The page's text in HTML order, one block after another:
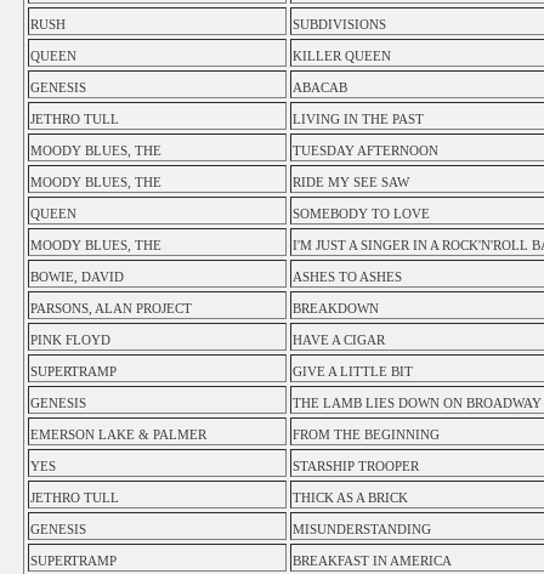
RUSH SUBDIVISIONS
QUEEN KILLER QUEEN
GENESIS ABACAB
JETHRO TULL LIVING IN THE PAST
MOODY BLUES, THE TUESDAY AFTERNOON
MOODY BLUES, THE RIDE MY SEE SAW
QUEEN SOMEBODY TO LOVE
MOODY BLUES, THE I'M JUST A SINGER IN A ROCK'N'ROLL
BOWIE, DAVID ASHES TO ASHES
PARSONS, ALAN PROJECT BREAKDOWN
PINK FLOYD HAVE A CIGAR
SUPERTRAMP GIVE A LITTLE BIT
GENESIS THE LAMB LIES DOWN ON BROADWAY
EMERSON LAKE & PALMER FROM THE BEGINNING
YES STARSHIP TROOPER
JETHRO TULL THICK AS A BRICK
GENESIS MISUNDERSTANDING
SUPERTRAMP BREAKFAST IN AMERICA